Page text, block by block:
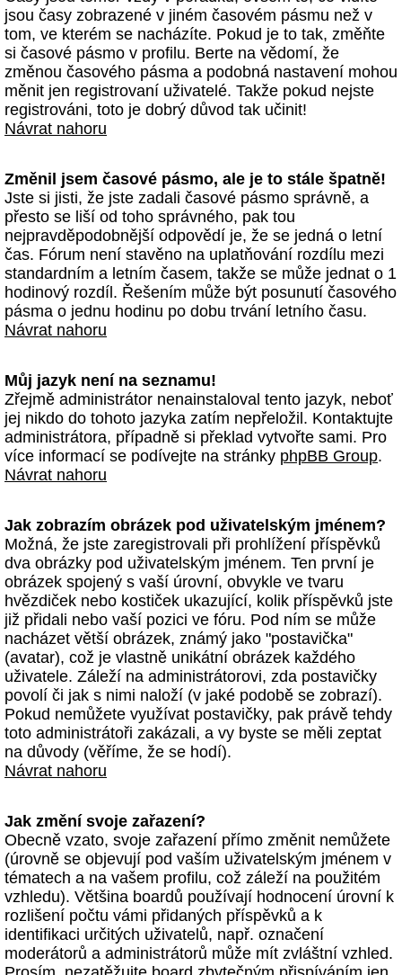
jsou časy zobrazené v jiném časovém pásmu než v
tom, ve kterém se nacházíte. Pokud je to tak, změňte
si časové pásmo v profilu. Berte na vědomí, že
změnou časového pásma a podobná nastavení mohou
měnit jen registrovaní uživatelé. Takže pokud nejste
registrováni, toto je dobrý důvod tak učinit!
Návrat nahoru
Změnil jsem časové pásmo, ale je to stále špatně!
Jste si jisti, že jste zadali časové pásmo správně, a
přesto se liší od toho správného, pak tou
nejpravděpodobnější odpovědí je, že se jedná o letní
čas. Fórum není stavěno na uplatňování rozdílu mezi
standardním a letním časem, takže se může jednat o 1
hodinový rozdíl. Řešením může být posunutí časového
pásma o jednu hodinu po dobu trvání letního času.
Návrat nahoru
Můj jazyk není na seznamu!
Zřejmě administrátor nenainstaloval tento jazyk, neboť
jej nikdo do tohoto jazyka zatím nepřeložil. Kontaktujte
administrátora, případně si překlad vytvořte sami. Pro
více informací se podívejte na stránky phpBB Group.
Návrat nahoru
Jak zobrazím obrázek pod uživatelským jménem?
Možná, že jste zaregistrovali při prohlížení příspěvků
dva obrázky pod uživatelským jménem. Ten první je
obrázek spojený s vaší úrovní, obvykle ve tvaru
hvězdiček nebo kostiček ukazující, kolik příspěvků jste
již přidali nebo vaší pozici ve fóru. Pod ním se může
nacházet větší obrázek, známý jako "postavička"
(avatar), což je vlastně unikátní obrázek každého
uživatele. Záleží na administrátorovi, zda postavičky
povolí či jak s nimi naloží (v jaké podobě se zobrazí).
Pokud nemůžete využívat postavičky, pak právě tehdy
toto administrátoři zakázali, a vy byste se měli zeptat
na důvody (věříme, že se hodí).
Návrat nahoru
Jak změní svoje zařazení?
Obecně vzato, svoje zařazení přímo změnit nemůžete
(úrovně se objevují pod vaším uživatelským jménem v
tématech a na vašem profilu, což záleží na použitém
vzhledu). Většina boardů používají hodnocení úrovní k
rozlišení počtu vámi přidaných příspěvků a k
identifikaci určitých uživatelů, např. označení
moderátorů a administrátorů může mít zvláštní vzhled.